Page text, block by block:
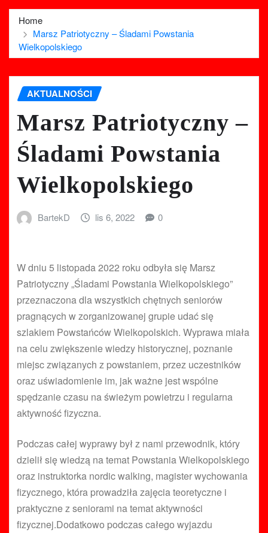
Home
Marsz Patriotyczny – Śladami Powstania
Wielkopolskiego
AKTUALNOŚCI
Marsz Patriotyczny –
Śladami Powstania
Wielkopolskiego
BartekD lis 6, 2022 0
W dniu 5 listopada 2022 roku odbyła się Marsz
Patriotyczny „Śladami Powstania Wielkopolskiego”
przeznaczona dla wszystkich chętnych seniorów
pragnących w zorganizowanej grupie udać się
szlakiem Powstańców Wielkopolskich. Wyprawa miała
na celu zwiększenie wiedzy historycznej, poznanie
miejsc związanych z powstaniem, przez uczestników
oraz uświadomienie im, jak ważne jest wspólne
spędzanie czasu na świeżym powietrzu i regularna
aktywność fizyczna.
Podczas całej wyprawy był z nami przewodnik, który
dzielił się wiedzą na temat Powstania Wielkopolskiego
oraz instruktorka nordic walking, magister wychowania
fizycznego, która prowadziła zajęcia teoretyczne i
praktyczne z seniorami na temat aktywności
fizycznej.Dodatkowo podczas całego wyjazdu